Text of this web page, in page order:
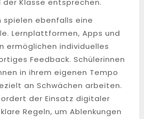
der Klasse entsprechen.
spielen ebenfalls eine
Lernplattformen, Apps und
ermöglichen individuelles
Feedback. Schülerinnen
in ihrem eigenen Tempo
an Schwächen arbeiten.
der Einsatz digitaler
Regeln, um Ablenkungen